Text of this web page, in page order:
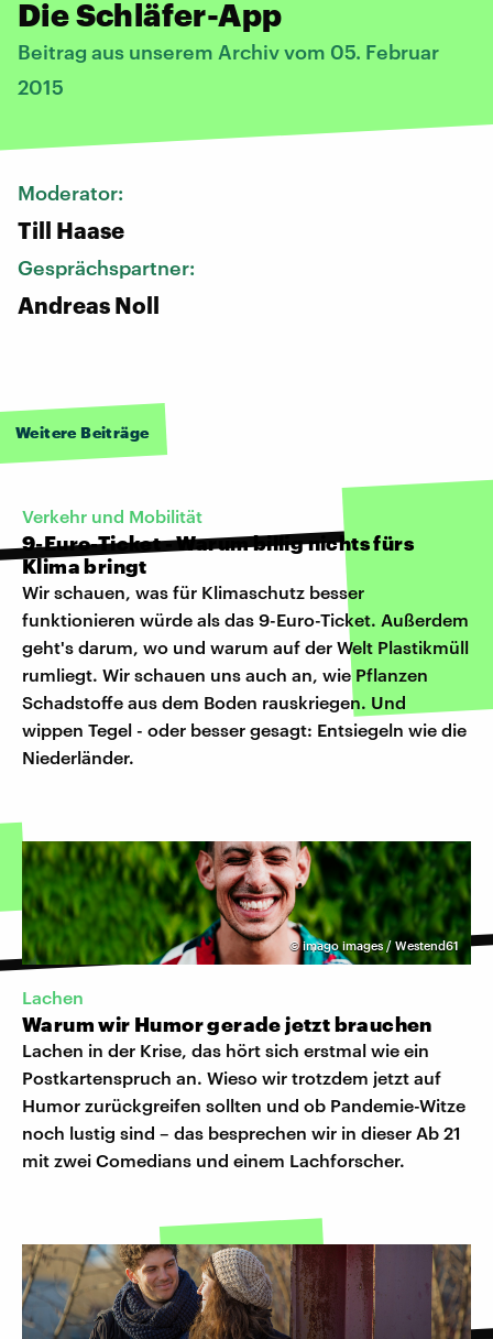
Die Schläfer-App
Beitrag aus unserem Archiv vom 05. Februar
2015
Moderator:
Till Haase
Gesprächspartner:
Andreas Noll
Weitere Beiträge
Verkehr und Mobilität
9-Euro-Ticket - Warum billig nichts fürs
Klima bringt
Wir schauen, was für Klimaschutz besser
funktionieren würde als das 9-Euro-Ticket. Außerdem
geht's darum, wo und warum auf der Welt Plastikmüll
rumliegt. Wir schauen uns auch an, wie Pflanzen
Schadstoffe aus dem Boden rauskriegen. Und
wippen Tegel - oder besser gesagt: Entsiegeln wie die
Niederländer.
©imago images / Westend61
Lachen
Warum wir Humor gerade jetzt brauchen
Lachen in der Krise, das hört sich erstmal wie ein
Postkartenspruch an. Wieso wir trotzdem jetzt auf
Humor zurückgreifen sollten und ob Pandemie-Witze
noch lustig sind – das besprechen wir in dieser Ab 21
mit zwei Comedians und einem Lachforscher.